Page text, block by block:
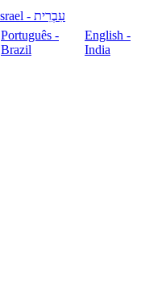
עִבְרִית - Israel
Português -
Brazil
English -
India